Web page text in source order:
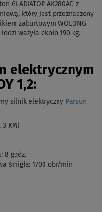
GLADIATOR AK280AD z
który jest przeznaczony
zaburtowym WOLONG
ważyła około 190 kg.
elektrycznym
1,2:
silnik elektryczny Parsun
3 KM)
8 godz.
śmigła: 1700 obr/min